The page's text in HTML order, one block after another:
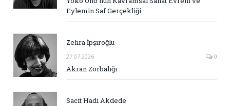
Eylemin Saf Gerçekliği
Zehra İpşiroğlu
27.07.2026 0
Akran Zorbalığı
Sacit Hadi Akdede